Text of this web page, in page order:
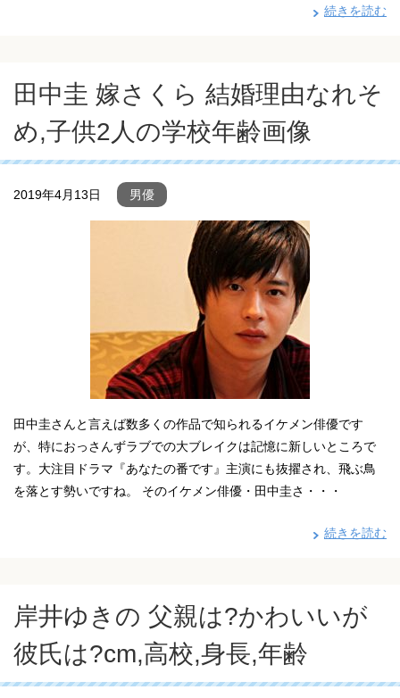
続きを読む
田中圭 嫁さくら 結婚理由なれそ
め,子供2人の学校年齢画像
2019年4月13日 男優
田中圭さんと言えば数多くの作品で知られるイケメン俳優です
が、特におっさんずラブでの大ブレイクは記憶に新しいところで
す。大注目ドラマ『あなたの番です』主演にも抜擢され、飛ぶ鳥
を落とす勢いですね。 そのイケメン俳優・田中圭さ・・・
続きを読む
岸井ゆきの 父親は?かわいいが
彼氏は?cm,高校,身長,年齢